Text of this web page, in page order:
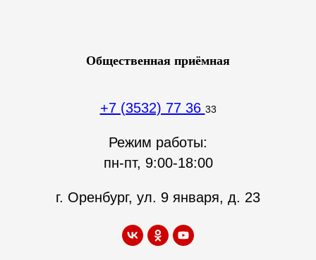
Общественная приёмная
+7 (3532) 77 36 33
Режим работы:
пн-пт, 9:00-18:00
г. Оренбург, ул. 9 января, д. 23